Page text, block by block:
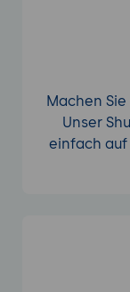
Machen
Unser
einfach